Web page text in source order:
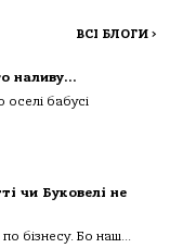
ВСІ БЛОГИ >
наливу…
бабусі
чи Буковелі не
бізнесу. Бо наш...